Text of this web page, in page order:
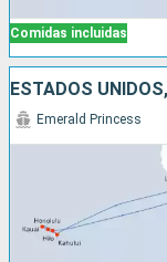
Comidas incluidas
ESTADOS
Emerald Princess